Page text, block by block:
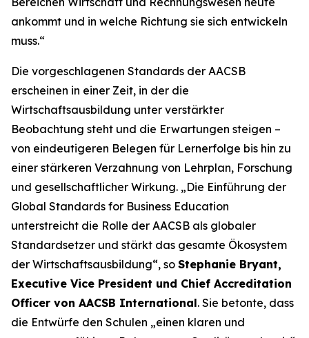
ankommt und in welche Richtung sie sich entwickeln
muss.“
Die vorgeschlagenen Standards der AACSB
erscheinen in einer Zeit, in der die
Wirtschaftsausbildung unter verstärkter
Beobachtung steht und die Erwartungen steigen –
von eindeutigeren Belegen für Lernerfolge bis hin zu
einer stärkeren Verzahnung von Lehrplan, Forschung
und gesellschaftlicher Wirkung. „Die Einführung der
Global Standards for Business Education
unterstreicht die Rolle der AACSB als globaler
Standardsetzer und stärkt das gesamte Ökosystem
der Wirtschaftsausbildung“, so Stephanie Bryant,
Executive Vice President und Chief Accreditation
Officer von AACSB International. Sie betonte, dass
die Entwürfe den Schulen „einen klaren und